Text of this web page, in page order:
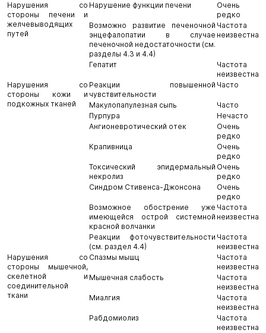
Нарушения со
стороны печени и
желчевыводящих
путей
Нарушение функции печени
Очень
редко
Возможно развитие печеночной
энцефалопатии в случае
печеночной недостаточности (см.
разделы 4.3 и 4.4)
Частота
неизвестна
Гепатит
Частота
неизвестна
Нарушения со
стороны кожи и
подкожных тканей
Реакции повышенной
чувствительности
Часто
Макулопапулезная сыпь
Часто
Пурпура
Нечасто
Ангионевротический отек
Очень
редко
Крапивница
Очень
редко
Токсический эпидермальный
некролиз
Очень
редко
Синдром Стивенса-Джонсона
Очень
редко
Возможное обострение уже
имеющейся острой системной
красной волчанки
Частота
неизвестна
Реакции фоточувствительности
(см. раздел 4.4)
Частота
неизвестна
Нарушения со
стороны мышечной,
скелетной и
соединительной
ткани
Спазмы мышц
Частота
неизвестна
Мышечная слабость
Частота
неизвестна
Миалгия
Частота
неизвестна
Рабдомиолиз
Частота
неизвестна